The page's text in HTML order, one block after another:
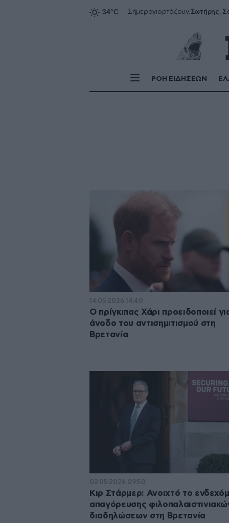
Σήμεραγιορτάζουν:
ΡΟΗ ΕΙΔΗΣΕΩΝ
14·05·2026 14:40
Ο πρίγκιπας Χάρι προειδοποιεί
άνοδο του αντισημιτισμού στη
Βρετανία
02·05·2026 09:50
Κιρ Στάρμερ: Ανοιχτό το
απαγόρευσης
διαδηλώσεων στη Βρετανία